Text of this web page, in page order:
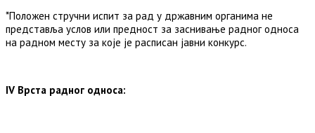
*Положен стручни испит за рад у државним органима не
представља услов или предност за заснивање радног односа
на радном месту за које је расписан јавни конкурс.
IV Врста радног односа: